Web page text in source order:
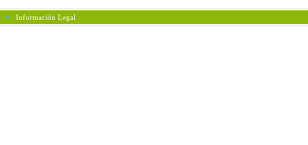
Información Legal